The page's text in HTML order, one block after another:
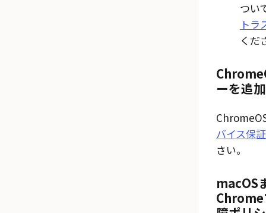
つい
トラ
くだ
ーを追
バイス保
さい。
macOS
Chrome